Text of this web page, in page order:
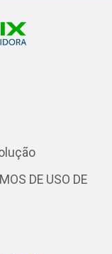
DE USO DE